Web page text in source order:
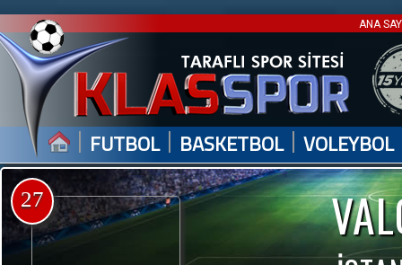
ANA
| FUTBOL | BASKETBOL | VOLEYBOL
27